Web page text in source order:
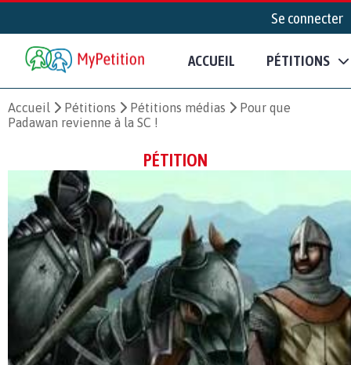
Se connecter
ACCUEIL PÉTITIONS
Accueil Pétitions Pétitions médias
Pour que
Padawan revienne à la SC !
PÉTITION